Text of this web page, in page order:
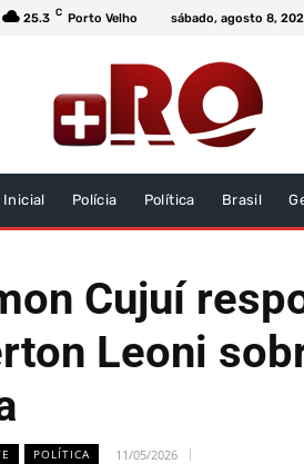
25.3 C Porto Velho sábado, agosto 8,
Inicial Polícia Política Brasil
Cujuí
Leoni
POLÍTICA 11/05/2026